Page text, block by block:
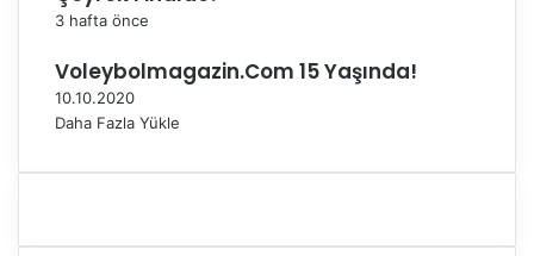
r
r
3 hafta önce
Voleybolmagazin.Com 15 Yaşında!
10.10.2020
Daha Fazla Yükle